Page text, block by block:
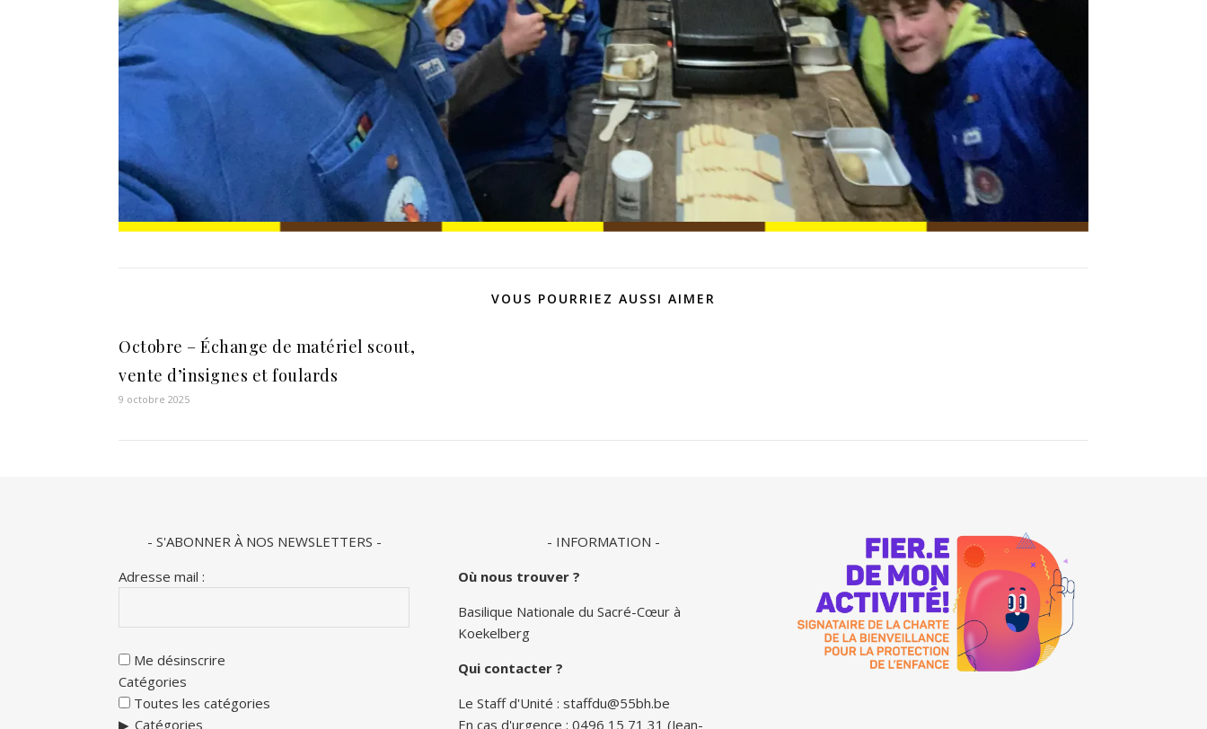
VOUS POURRIEZ AUSSI AIMER
Octobre – Échange de matériel scout,
vente d’insignes et foulards
9 octobre 2025
- S'ABONNER À NOS NEWSLETTERS -
Adresse mail :
Me désinscrire
Catégories
Toutes les catégories
Catégories
- INFORMATION -
Où nous trouver ?
Basilique Nationale du Sacré-Cœur à
Koekelberg
Qui contacter ?
Le Staff d'Unité : staffdu@55bh.be
En cas d'urgence : 0496 15 71 31 (Jean-